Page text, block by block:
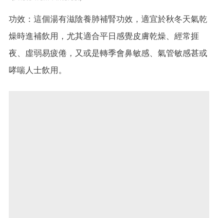
功效：這個湯有滋陰養肺補腎功效，適宜於秋冬天氣乾
燥時進補飲用，尤其適合平日感覺皮膚乾燥、經常捱
夜、虛弱易疲倦，又或是轉季會鼻敏感、氣管敏感甚或
哮喘人士飲用。